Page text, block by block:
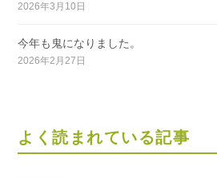
2026年3月10日
今年も鬼になりました。
2026年2月27日
よく読まれている記事